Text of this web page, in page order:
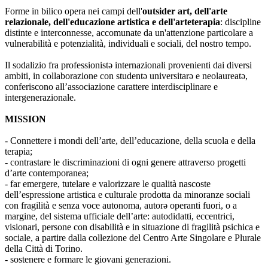
Forme in bilico opera nei campi dell'outsider art, dell'arte
relazionale, dell'educazione artistica e dell'arteterapia: discipline
distinte e interconnesse, accomunate da un'attenzione particolare a
vulnerabilità e potenzialità, individuali e sociali, del nostro tempo.
Il sodalizio fra professionistə internazionali provenienti dai diversi
ambiti, in collaborazione con studentə universitarə e neolaureatə,
conferiscono all’associazione carattere interdisciplinare e
intergenerazionale.
MISSION
- Connettere i mondi dell’arte, dell’educazione, della scuola e della
terapia;
- contrastare le discriminazioni di ogni genere attraverso progetti
d’arte contemporanea;
- far emergere, tutelare e valorizzare le qualità nascoste
dell’espressione artistica e culturale prodotta da minoranze sociali
con fragilità e senza voce autonoma, autorə operanti fuori, o a
margine, del sistema ufficiale dell’arte: autodidatti, eccentrici,
visionari, persone con disabilità e in situazione di fragilità psichica e
sociale, a partire dalla collezione del Centro Arte Singolare e Plurale
della Città di Torino.
- sostenere e formare le giovani generazioni.